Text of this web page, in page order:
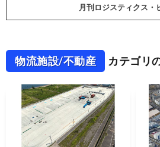
月刊ロジスティクス・
物流施設/不動産 カテゴリ